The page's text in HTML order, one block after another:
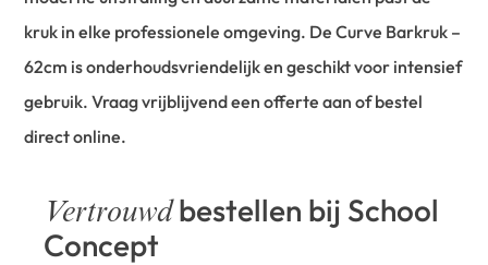
kruk in elke professionele omgeving. De Curve Barkruk –
62cm is onderhoudsvriendelijk en geschikt voor intensief
gebruik. Vraag vrijblijvend een offerte aan of bestel
direct online.
Vertrouwdbestellen bij School
Concept